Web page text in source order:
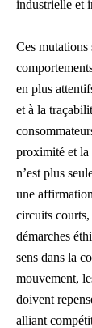
industrielle et
Ces mutations
en plus
et à la
proximité et la
n’est plus
une
circuits
démarches
sens dans la
mouvement,
doivent
alliant